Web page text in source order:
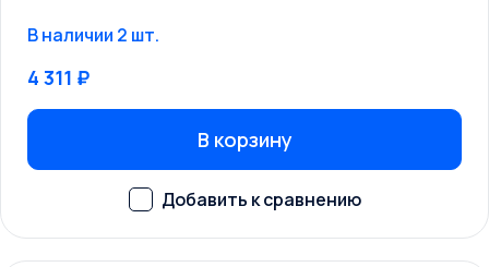
В наличии 2 шт.
4 311 ₽
В корзину